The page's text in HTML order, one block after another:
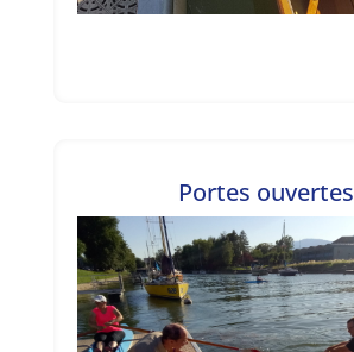
Portes ouvertes